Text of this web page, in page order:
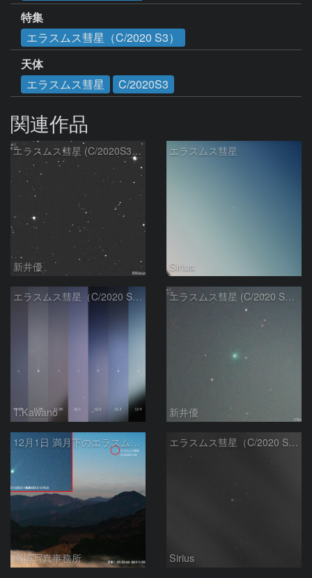
特集
エラスムス彗星（C/2020 S3）
天体
エラスムス彗星
C/2020S3
関連作品
エラスムス彗星 (C/2020S3)：2021/07/19
新井優
エラスムス彗星
Sirius
エラスムス彗星（C/2020 S3）
T.Kawano
エラスムス彗星 (C/2020 S3)：2020/11/16
新井優
12月1日 満月下のエラスムス彗星 (C/2020 S3)
南博写真事務所
エラスムス彗星（C/2020 S3）
Sirius